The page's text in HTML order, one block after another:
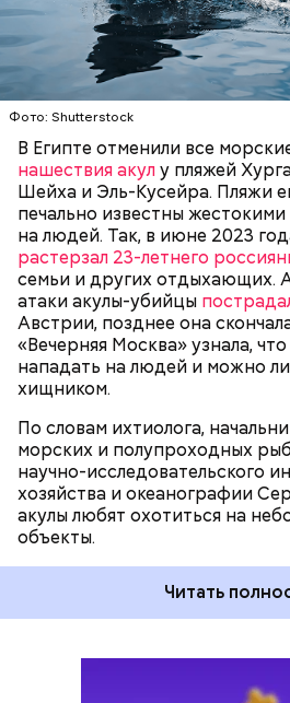
Фото: Shutterstock
В Египте отменили все
нашествия акулу пляжей
Шейха и Эль-Кусейра. Пляжи
печально известны
на людей. Так, в июне 2023
растерзал 23-летнего
семьи и других отдыхающих.
атаки акулы-убийцы
Австрии, позднее она
«Вечерняя Москва» узнала, что
нападать на людей и можно
хищником.
По словам ихтиолога,
морских и полупроходных
научно-исследовательского
хозяйства и океанографии
акулы любят охотиться на
объекты.
— Очень много случаев
акулы атаковали небольшие
пассажиры таких
оказывались жертвами этих
собеседник «ВМ».
Читать
БЕЗОПАСНОСТЬ СМЕРТЬ